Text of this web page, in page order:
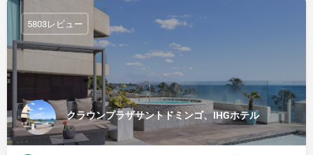
クラウンプラザサントドミンゴ、IHGホテル
5803レビュー